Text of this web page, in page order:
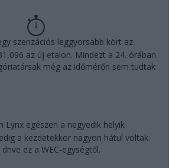
szenzációs leggyorsabb kört az
az új etalon. Mindezt a 24. órában
még az időmérőn sem tudtak
Lynx egészen a negyedik helyik
a kezdetekkor nagyon hátul voltak.
ez a WEC-egységtől.